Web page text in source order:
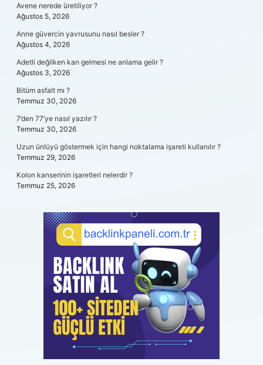
Avene nerede üretiliyor ?
Ağustos 5, 2026
Anne güvercin yavrusunu nasıl besler ?
Ağustos 4, 2026
Adetli değilken kan gelmesi ne anlama gelir ?
Ağustos 3, 2026
Bitüm asfalt mı ?
Temmuz 30, 2026
7’den 77’ye nasıl yazılır ?
Temmuz 30, 2026
Uzun ünlüyü göstermek için hangi noktalama işareti kullanılır ?
Temmuz 29, 2026
Kolon kanserinin işaretleri nelerdir ?
Temmuz 25, 2026